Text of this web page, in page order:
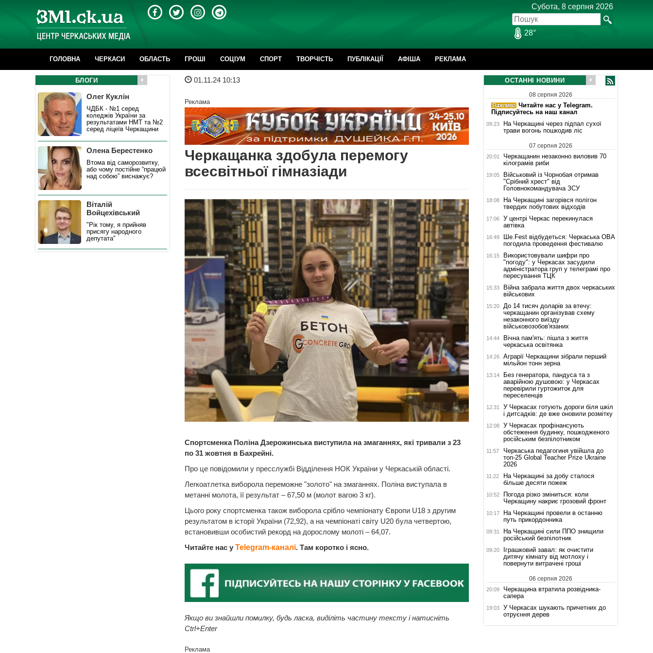
Субота, 8 серпня 2026
28°
ГОЛОВНА ЧЕРКАСИ ОБЛАСТЬ ГРОШІ CОЦІУМ СПОРТ ТВОРЧІСТЬ ПУБЛІКАЦІЇ АФІША РЕКЛАМА
01.11.24 10:13
Реклама
Черкащанка здобула перемогу
всесвітньої гімназіади
Спортсменка Поліна Дзерожинська виступила на змаганнях, які тривали з 23
по 31 жовтня в Бахрейні.
Про це повідомили у пресслужбі Відділення НОК України у Черкаській області.
Легкоатлетка виборола переможне "золото" на змаганнях. Поліна виступала в
метанні молота, її результат – 67,50 м (молот вагою 3 кг).
Цього року спортсменка також виборола срібло чемпіонату Європи U18 з другим
результатом в історії України (72,92), а на чемпіонаті світу U20 була четвертою,
встановивши особистий рекорд на дорослому молоті – 64,07.
Читайте нас у Telegram-каналі. Там коротко і ясно.
Якщо ви знайшли помилку, будь ласка, виділіть частину тексту і натисніть
Ctrl+Enter
Реклама
БЛОГИ
Олег Куклін
ЧДБК - №1 серед
коледжів України за
результатами НМТ та №2
серед ліцеїв Черкащини
Олена Берестенко
Втома від саморозвитку,
або чому постійне “працюй
над собою” виснажує?
Віталій
Войцехівський
"Рік тому, я прийняв
присягу народного
депутата"
ОСТАННІ НОВИНИ
08 серпня 2026
Читайте нас у Telegram.
Підписуйтесь на наш канал
09:23
На Черкащині через підпал сухої
трави вогонь пошкодив ліс
07 серпня 2026
20:01
Черкащанин незаконно виловив 70
кілограмів риби
19:05
Військовий із Чорнобая отримав
"Срібний хрест" від
Головнокомандувача ЗСУ
18:08
На Черкащині загорівся полігон
твердих побутових відходів
17:06
У центрі Черкас перекинулася
автівка
16:49
Ше.Fest відбудеться: Черкаська ОВА
погодила проведення фестивалю
16:15
Використовували шифри про
"погоду": у Черкасах засудили
адміністратора груп у телеграмі про
пересування ТЦК
15:33
Війна забрала життя двох черкаських
військових
15:20
До 14 тисяч доларів за втечу:
черкащанин організував схему
незаконного виїзду
військовозобов'язаних
14:44
Вічна пам'ять: пішла з життя
черкаська освітянка
14:26
Аграрії Черкащини зібрали перший
мільйон тонн зерна
13:14
Без генератора, пандуса та з
аварійною душовою: у Черкасах
перевірили гуртожиток для
переселенців
12:31
У Черкасах готують дороги біля шкіл
і дитсадків: де вже оновили розмітку
12:08
У Черкасах профінансують
обстеження будинку, пошкодженого
російським безпілотником
11:57
Черкаська педагогиня увійшла до
топ-25 Global Teacher Prize Ukraine
2026
11:22
На Черкащині за добу сталося
більше десяти пожеж
10:52
Погода різко зміниться: коли
Черкащину накриє грозовий фронт
10:17
На Черкащині провели в останню
путь прикордонника
09:31
На Черкащині сили ППО знищили
російський безпілотник
09:20
Іграшковий завал: як очистити
дитячу кімнату від мотлоху і
повернути витрачені гроші
06 серпня 2026
20:09
Черкащина втратила розвідника-
сапера
19:03
У Черкасах шукають причетних до
отруєння дерев